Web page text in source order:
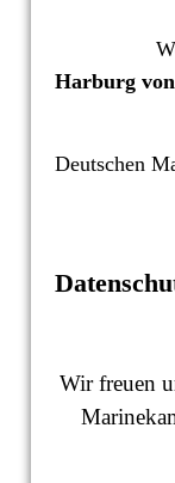
Harburg
Deutschen
Wir freuen